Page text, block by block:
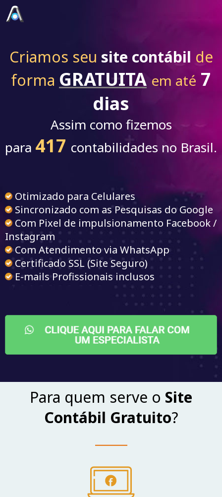
Criamos seu site contábil de
forma GRATUITA em até 7
dias
Assim como fizemos
para 417 contabilidades no Brasil.
Otimizado para Celulares
Sincronizado com as Pesquisas do Google
Com Pixel de impulsionamento Facebook /
Instagram
Com Atendimento via WhatsApp
Certificado SSL (Site Seguro)
E-mails Profissionais inclusos
Para quem serve o Site
Contábil Gratuito?